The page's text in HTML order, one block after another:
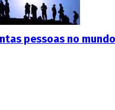
pessoas no